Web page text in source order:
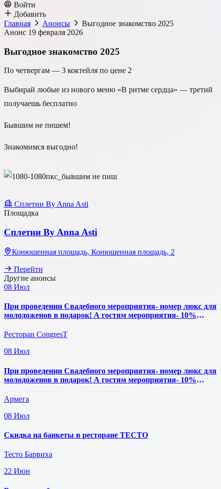
Войти
Добавить
Главная
Анонсы
Выгодное знакомство 2025
Анонс 19 февраля 2026
Выгодное знакомство 2025
По четвергам — 3 коктейля по цене 2
Выбирай любые из нового меню «В ритме сердца» — третий
получаешь бесплатно
Бывшим не пишем!
Знакомимся выгодно!
Сплетни By Anna Asti
Площадка
Сплетни By Anna Asti
Конюшенная площадь, Конюшенная площадь, 2
Перейти
Другие анонсы
08 Июл
При проведении Свадебного мероприятия- номер люкс для
молодоженов в подарок! А гостям мероприятия- 10%
Ресторан CongresT
08 Июл
При проведении Свадебного мероприятия- номер люкс для
молодоженов в подарок! А гостям мероприятия- 10%
Армега
08 Июл
Скидка на банкеты в ресторане ТЕСТО
Тесто Барвиха
22 Июн